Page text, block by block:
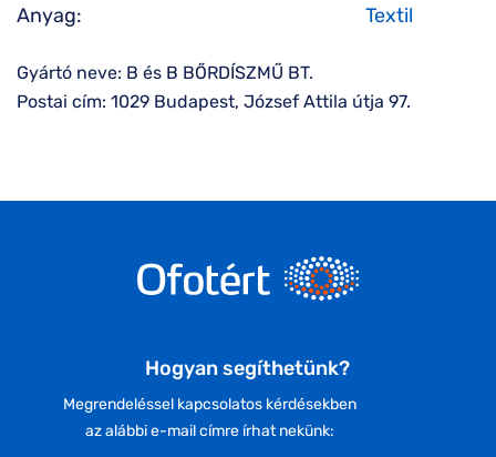
Anyag:
Textil
Gyártó neve: B és B BŐRDÍSZMŰ BT.
Postai cím: 1029 Budapest, József Attila útja 97.
Hogyan segíthetünk?
Megrendeléssel kapcsolatos kérdésekben
az alábbi e-mail címre írhat nekünk: